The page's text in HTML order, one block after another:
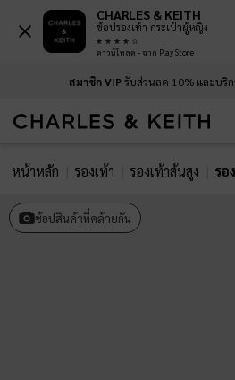
สมาชิก VIPรับส่วนลด 10% และบริ
หน้าหลัก รองเท้า รองเท้าส้นสูง
ช้อปสินค้าที่คล้ายกัน
CHARLES & KEITH
ช้อปรองเท้า กระเป๋าผู้หญิง
ดาวน์โหลด - จาก Play Store